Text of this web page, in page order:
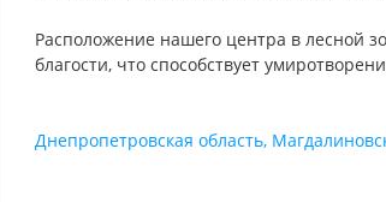
Расположение нашего центра в лесной
благости, что способствует
Днепропетровская область,